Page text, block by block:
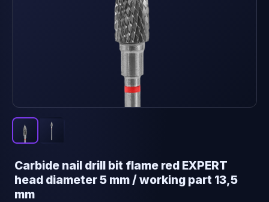
Carbide nail drill bit flame red EXPERT
head diameter 5 mm / working part 13,5
mm